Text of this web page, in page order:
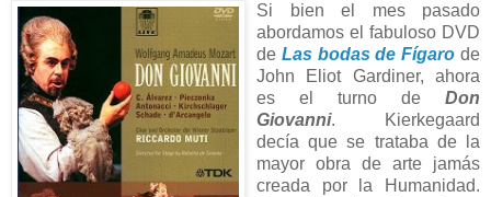
Si bien el mes pasado
abordamos el fabuloso DVD
de Las bodas de Fígaro de
John Eliot Gardiner, ahora
es el turno de Don
Giovanni. Kierkegaard
decía que se trataba de la
mayor obra de arte jamás
creada por la Humanidad.